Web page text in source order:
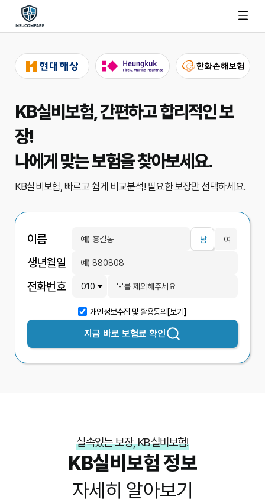
KB실비보험, 간편하고 합리적인 보
장!
나에게 맞는 보험을 찾아보세요.
KB실비보험, 빠르고 쉽게 비교분석!필요한 보장만 선택하세요.
이름 남 여
생년월일
전화번호
개인정보수집 및 활용동의[보기]
지금 바로 보험료 확인
실속있는 보장, KB실비보험!
KB실비보험 정보
자세히 알아보기